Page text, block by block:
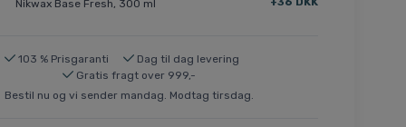
Nikwax Base Fresh, 300 ml
103 % Prisgaranti
Dag til dag levering
Gratis fragt over 999,-
Bestil nu og vi sender mandag. Modtag tirsdag.